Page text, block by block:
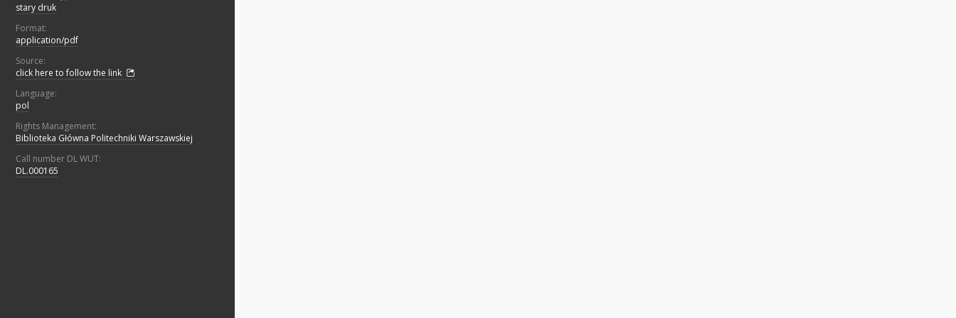
stary druk
Format:
application/pdf
Source:
click here to follow the link
Language:
pol
Rights Management:
Biblioteka Główna Politechniki Warszawskiej
Call number DL WUT:
DL.000165